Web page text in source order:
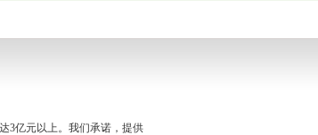
3亿元以上。我们承诺，提供